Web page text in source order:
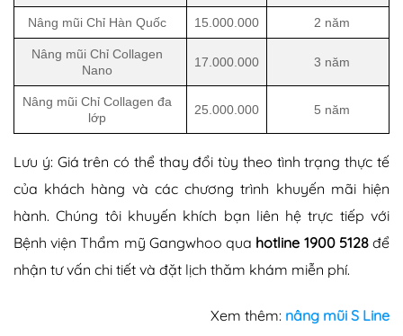
Nâng mũi Chỉ Hàn Quốc 15.000.000 2 năm
Nâng mũi Chỉ Collagen
Nano
17.000.000 3 năm
Nâng mũi Chỉ Collagen đa
lớp
25.000.000 5 năm
Lưu ý: Giá trên có thể thay đổi tùy theo tình trạng thực tế
của khách hàng và các chương trình khuyến mãi hiện
hành. Chúng tôi khuyến khích bạn liên hệ trực tiếp với
Bệnh viện Thẩm mỹ Gangwhoo qua hotline 1900 5128để
nhận tư vấn chi tiết và đặt lịch thăm khám miễn phí.
Xem thêm: nâng mũi S Line